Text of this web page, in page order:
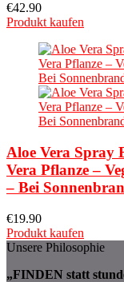
€42.90
Produkt kaufen
Aloe Vera Spray
Vera Pflanze –
– Bei
€19.90
Produkt kaufen
Unsere Philosophie
„FINDEN statt